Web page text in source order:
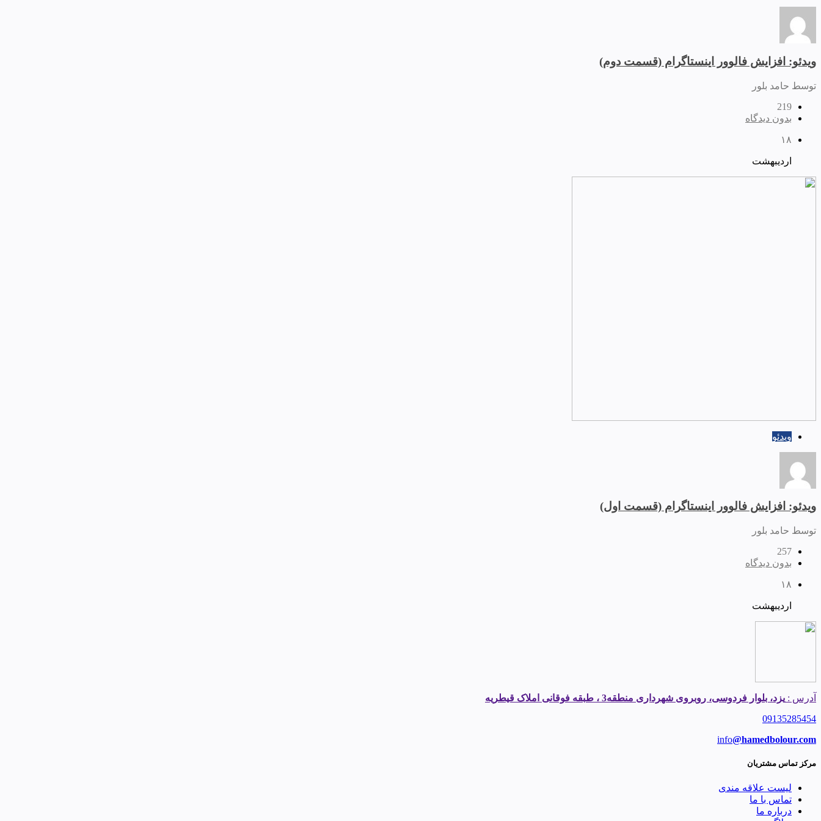
ویدئو: افزایش فالوور اینستاگرام (قسمت دوم)
توسط حامد بلور
219
بدون دیدگاه
۱۸
اردیبهشت
ویدئو
ویدئو: افزایش فالوور اینستاگرام (قسمت اول)
توسط حامد بلور
257
بدون دیدگاه
۱۸
اردیبهشت
آدرس : یزد، بلوار فردوسی، روبروی شهرداری منطقه3 ، طبقه فوقانی املاک قیطریه
09135285454
info@hamedbolour.com
مرکز تماس مشتریان
لیست علاقه مندی
تماس با ما
درباره ما